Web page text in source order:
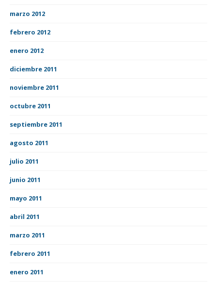
marzo 2012
febrero 2012
enero 2012
diciembre 2011
noviembre 2011
octubre 2011
septiembre 2011
agosto 2011
julio 2011
junio 2011
mayo 2011
abril 2011
marzo 2011
febrero 2011
enero 2011